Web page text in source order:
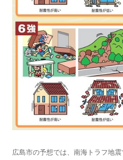
広島市の予想では、南海トラフ地震